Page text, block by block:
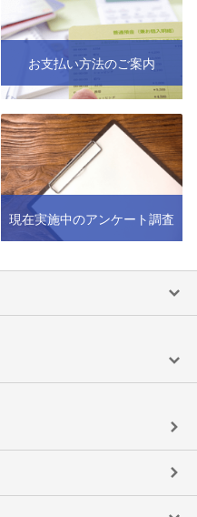
お支払い方法のご案内
現在実施中のアンケート調査